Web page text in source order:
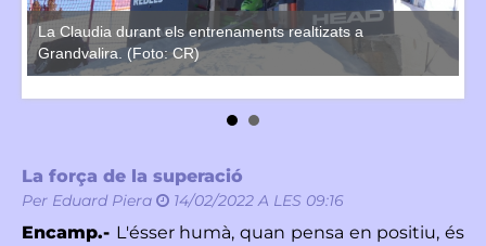
La Claudia durant els entrenaments realtizats a
Grandvalira. (Foto: CR)
La força de la superació
Per Eduard Piera 14/02/2022 A LES 09:16
Encamp.- L'ésser humà, quan pensa en positiu, és